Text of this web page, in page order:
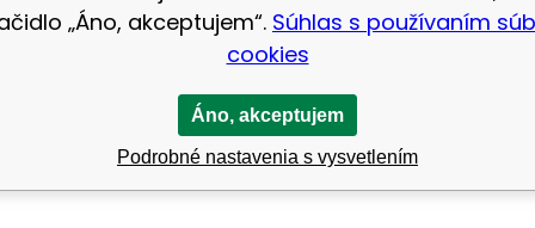
„Áno, akceptujem“. Súhlas s používaním
cookies
Áno, akceptujem
Podrobné nastavenia s vysvetlením